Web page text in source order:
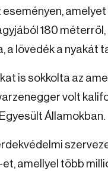
180
lövedék a nyakát
is sokkolta az
volt
Államokban.
amellyel több